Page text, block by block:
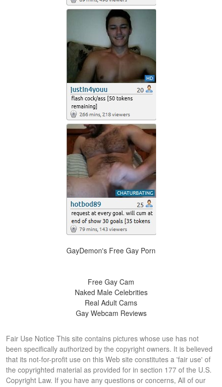
GayDemon's Free Gay Porn
Free Gay Cam
Naked Male Celebrities
Real Adult Cams
Gay Webcam Reviews
Fair Use Notice This site contains pictures whose use has not
been specifically authorized by the copyright owners. It is believed
that its not-for-profit use on this Web site constitutes a 'fair use' of
the copyrighted material as provided for in section 177 of the U.S.
Copyright Law. If you have any questions or concerns, All of our